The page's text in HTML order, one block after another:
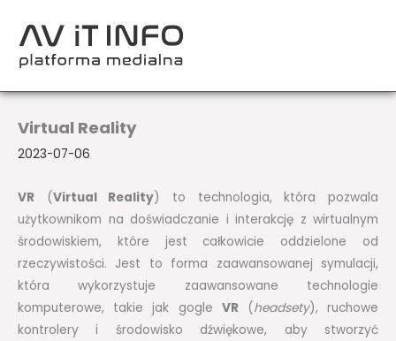
treści
Virtual Reality
2023-07-06
VR (Virtual Reality) to technologia, która pozwala
użytkownikom na doświadczanie i interakcję z wirtualnym
środowiskiem, które jest całkowicie oddzielone od
rzeczywistości. Jest to forma zaawansowanej symulacji,
która wykorzystuje zaawansowane technologie
komputerowe, takie jak gogle VR(headsety), ruchowe
kontrolery i środowisko dźwiękowe, aby stworzyć